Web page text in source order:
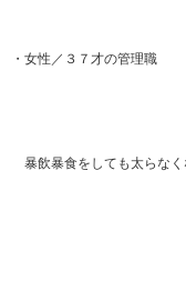
・女性／３７才の管理職
暴飲暴食をしても太らなく